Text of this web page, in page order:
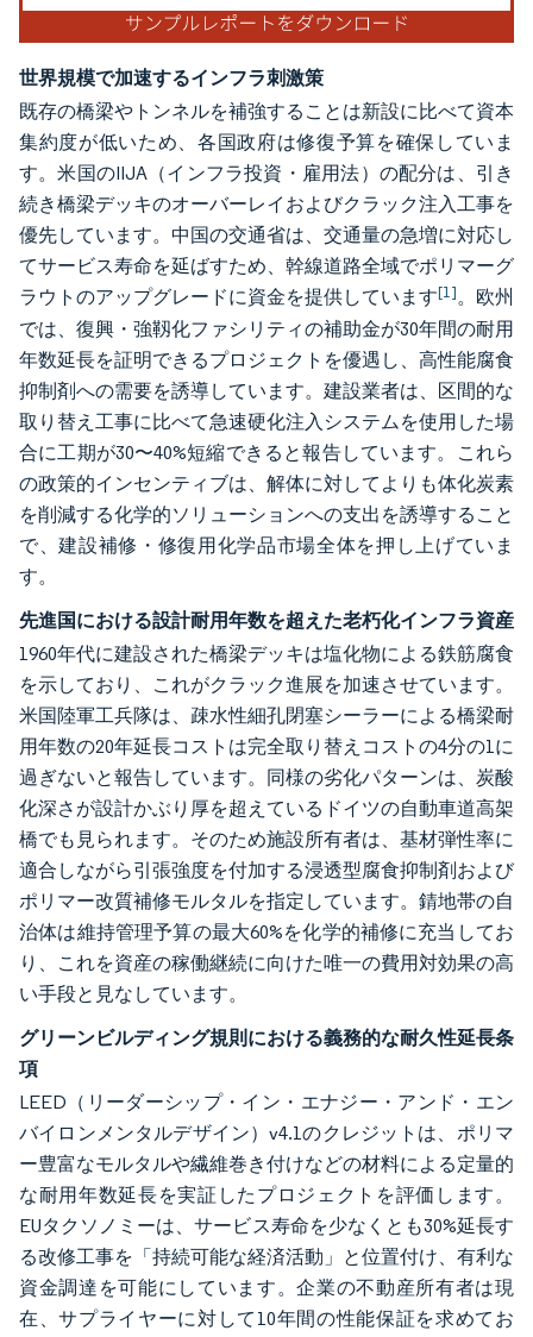
世界規模で加速するインフラ刺激策
既存の橋梁やトンネルを補強することは新設に比べて資本
集約度が低いため、各国政府は修復予算を確保していま
す。米国のIIJA（インフラ投資・雇用法）の配分は、引き
続き橋梁デッキのオーバーレイおよびクラック注入工事を
優先しています。中国の交通省は、交通量の急増に対応し
てサービス寿命を延ばすため、幹線道路全域でポリマーグ
ラウトのアップグレードに資金を提供しています[1]。欧州
では、復興・強靱化ファシリティの補助金が30年間の耐用
年数延長を証明できるプロジェクトを優遇し、高性能腐食
抑制剤への需要を誘導しています。建設業者は、区間的な
取り替え工事に比べて急速硬化注入システムを使用した場
合に工期が30〜40%短縮できると報告しています。これら
の政策的インセンティブは、解体に対してよりも体化炭素
を削減する化学的ソリューションへの支出を誘導すること
で、建設補修・修復用化学品市場全体を押し上げていま
す。
先進国における設計耐用年数を超えた老朽化インフラ資産
1960年代に建設された橋梁デッキは塩化物による鉄筋腐食
を示しており、これがクラック進展を加速させています。
米国陸軍工兵隊は、疎水性細孔閉塞シーラーによる橋梁耐
用年数の20年延長コストは完全取り替えコストの4分の1に
過ぎないと報告しています。同様の劣化パターンは、炭酸
化深さが設計かぶり厚を超えているドイツの自動車道高架
橋でも見られます。そのため施設所有者は、基材弾性率に
適合しながら引張強度を付加する浸透型腐食抑制剤および
ポリマー改質補修モルタルを指定しています。錆地帯の自
治体は維持管理予算の最大60%を化学的補修に充当してお
り、これを資産の稼働継続に向けた唯一の費用対効果の高
い手段と見なしています。
グリーンビルディング規則における義務的な耐久性延長条
項
LEED（リーダーシップ・イン・エナジー・アンド・エン
バイロンメンタルデザイン）v4.1のクレジットは、ポリマ
ー豊富なモルタルや繊維巻き付けなどの材料による定量的
な耐用年数延長を実証したプロジェクトを評価します。
EUタクソノミーは、サービス寿命を少なくとも30%延長す
る改修工事を「持続可能な経済活動」と位置付け、有利な
資金調達を可能にしています。企業の不動産所有者は現
在、サプライヤーに対して10年間の性能保証を求めてお